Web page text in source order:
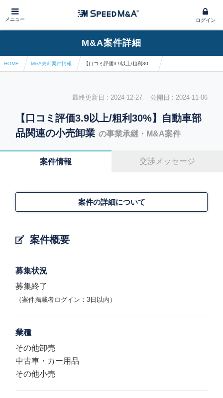
メニュー ログイン
M&A案件詳細
HOME M&A売却案件情報
最終更新日 : 2024-12-27 公開日 : 2024-11-06
【口コミ評価3.9以上/粗利30%】自動車部
品関連の小売卸業 の事業承継・M&A案件
案件情報 交渉メッセージ
案件概要
案件の詳細について
募集状況
募集終了
（案件掲載者ログイン：3日以内）
業種
その他卸売
中古車・カー用品
その他小売